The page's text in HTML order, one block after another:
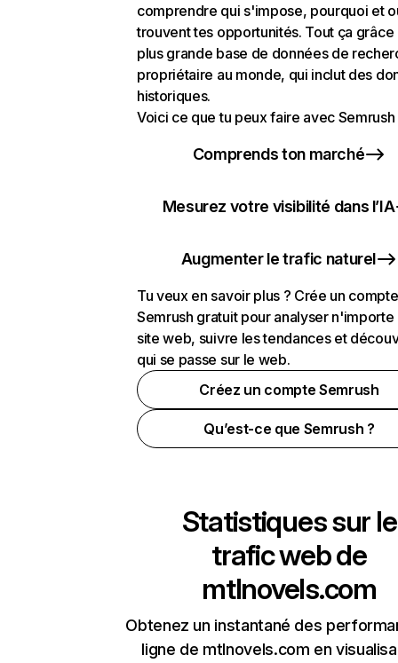
comprendre qui s'impose, pourquoi et
trouvent tes opportunités. Tout ça grâce
plus grande base de données de
propriétaire au monde, qui inclut des
historiques.
Voici ce que tu peux faire avec Semrush
Comprends ton marché
Mesurez votre visibilité dans l’IA
Augmenter le trafic naturel
Tu veux en savoir plus ? Crée un compte
Semrush gratuit pour analyser n'importe
site web, suivre les tendances et
qui se passe sur le web.
Créez un compte Semrush
Qu’est-ce que Semrush ?
Statistiques sur le
trafic web de
mtlnovels.com
Obtenez un instantané des
ligne de mtlnovels.com en